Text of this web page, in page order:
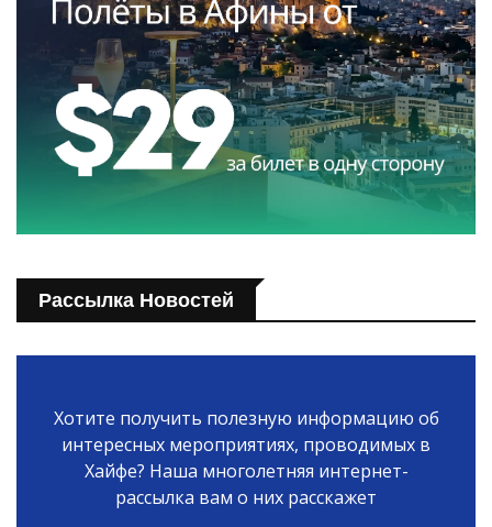
Рассылка Новостей
Хотите получить полезную информацию об
интересных мероприятиях, проводимых в
Хайфе? Наша многолетняя интернет-
рассылка вам о них расскажет